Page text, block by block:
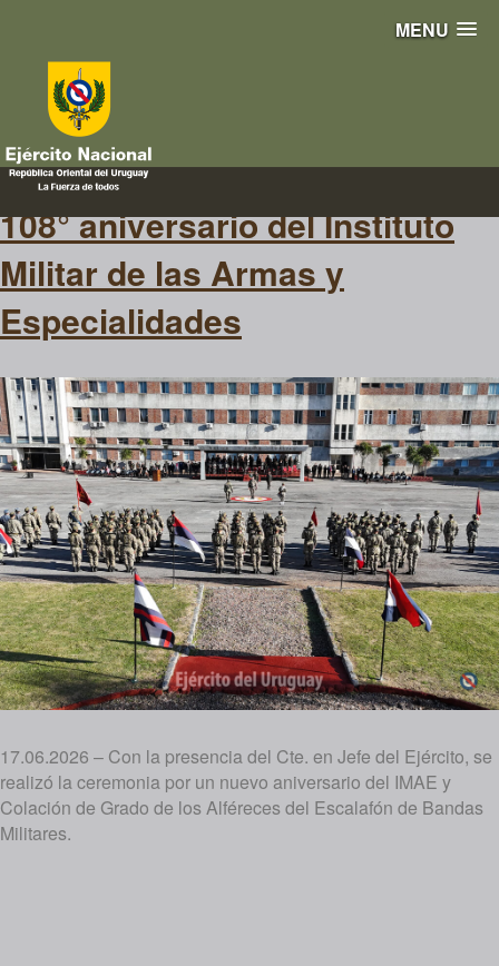
MENU
IMAE
108° aniversario del Instituto
Militar de las Armas y
Especialidades
17.06.2026 – Con la presencia del Cte. en Jefe del Ejército, se
realizó la ceremonia por un nuevo aniversario del IMAE y
Colación de Grado de los Alféreces del Escalafón de Bandas
Militares.